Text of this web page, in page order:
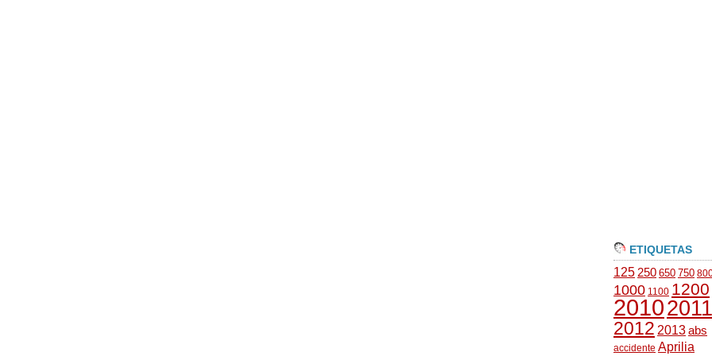
ETIQUETAS
125 250 650 750
1000 1100 1200
20102011
2012 2013abs
accidente Aprilia